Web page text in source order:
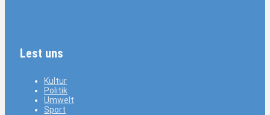
Lest uns
Kultur
Politik
Umwelt
Sport